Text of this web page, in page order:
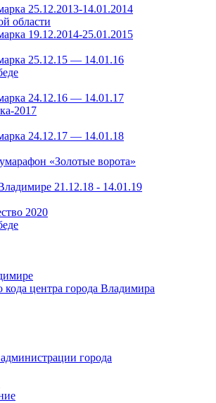
25.12.2013-14.01.2014
области
19.12.2014-25.01.2015
25.12.15 — 14.01.16
24.12.16 — 14.01.17
2017
24.12.17 — 14.01.18
«Золотые ворота»
21.12.18 - 14.01.19
2020
кода центра города Владимира
города